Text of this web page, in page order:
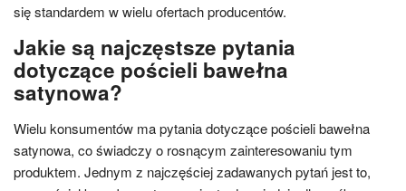
się standardem w wielu ofertach producentów.
Jakie są najczęstsze pytania
dotyczące pościeli bawełna
satynowa?
Wielu konsumentów ma pytania dotyczące pościeli bawełna
satynowa, co świadczy o rosnącym zainteresowaniu tym
produktem. Jednym z najczęściej zadawanych pytań jest to,